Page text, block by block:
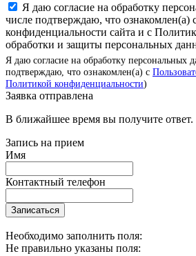
Я даю согласие на обработку
числе подтверждаю, что ознакомлен(а)
конфиденциальности сайта и с
обработки и защиты персональных
Я даю согласие на обработку персональных
подтверждаю, что ознакомлен(а) с
Политикой конфиденциальности)
Заявка отправлена
В ближайшее время вы получите ответ.
Запись на прием
Имя
Контактный телефон
Записаться
Необходимо заполнить поля:
Не правильно указаны поля: